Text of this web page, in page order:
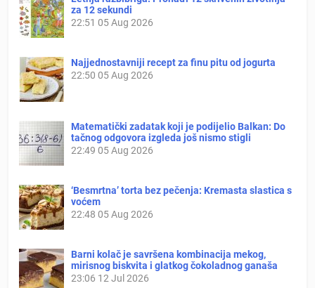
za 12 sekundi
22:51 05 Aug 2026
Najjednostavniji recept za finu pitu od jogurta
22:50 05 Aug 2026
Matematički zadatak koji je podijelio Balkan: Do
tačnog odgovora izgleda još nismo stigli
22:49 05 Aug 2026
‘Besmrtna’ torta bez pečenja: Kremasta slastica s
voćem
22:48 05 Aug 2026
Barni kolač je savršena kombinacija mekog,
mirisnog biskvita i glatkog čokoladnog ganaša
23:06 12 Jul 2026